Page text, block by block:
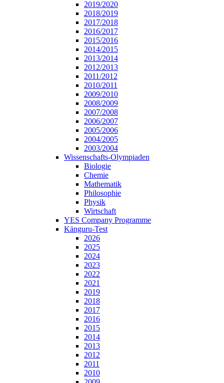
2019/2020
2018/2019
2017/2018
2016/2017
2015/2016
2014/2015
2013/2014
2012/2013
2011/2012
2010/2011
2009/2010
2008/2009
2007/2008
2006/2007
2005/2006
2004/2005
2003/2004
Wissenschafts-Olympiaden
Biologie
Chemie
Mathematik
Philosophie
Physik
Wirtschaft
YES Company Programme
Känguru-Test
2026
2025
2024
2023
2022
2021
2019
2018
2017
2016
2015
2014
2013
2012
2011
2010